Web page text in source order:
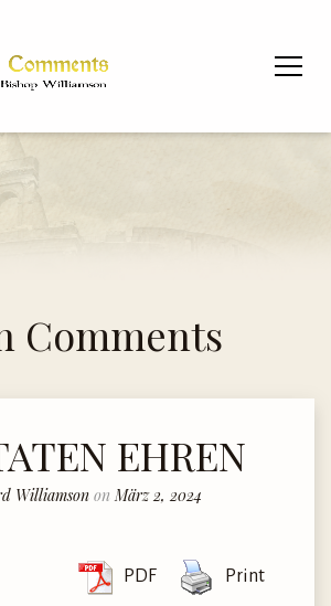
Comments
EHREN
Williamson on März 2, 2024
PDF Print